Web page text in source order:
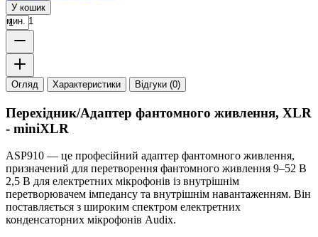
У кошик
мин. 1
Огляд Характеристики Відгуки (0)
Перехідник/Адаптер фантомного живлення, XLR
- miniXLR
ASP910 — це професійний адаптер фантомного живлення,
призначений для перетворення фантомного живлення 9–52 В
2,5 В для електретних мікрофонів із внутрішнім
перетворювачем імпедансу та внутрішнім навантаженням. Він
поставляється з широким спектром електретних
конденсаторних мікрофонів Audix.